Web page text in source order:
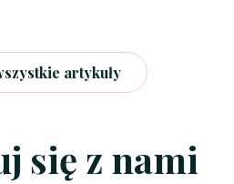
artykuły
się z nami